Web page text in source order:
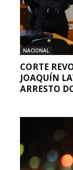
NACIONAL
CORTE
JOAQUÍN
ARRESTO